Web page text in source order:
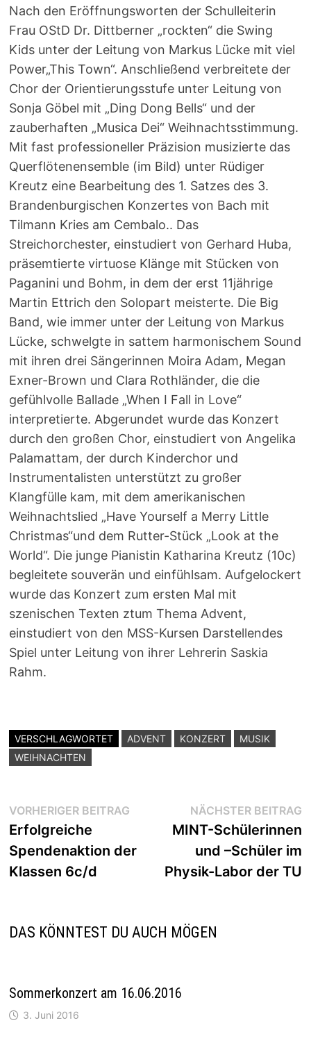
Nach den Eröffnungsworten der Schulleiterin
Frau OStD Dr. Dittberner „rockten“ die Swing
Kids unter der Leitung von Markus Lücke mit viel
Power„This Town“. Anschließend verbreitete der
Chor der Orientierungsstufe unter Leitung von
Sonja Göbel mit „Ding Dong Bells“ und der
zauberhaften „Musica Dei“ Weihnachtsstimmung.
Mit fast professioneller Präzision musizierte das
Querflötenensemble (im Bild) unter Rüdiger
Kreutz eine Bearbeitung des 1. Satzes des 3.
Brandenburgischen Konzertes von Bach mit
Tilmann Kries am Cembalo.. Das
Streichorchester, einstudiert von Gerhard Huba,
präsemtierte virtuose Klänge mit Stücken von
Paganini und Bohm, in dem der erst 11jährige
Martin Ettrich den Solopart meisterte. Die Big
Band, wie immer unter der Leitung von Markus
Lücke, schwelgte in sattem harmonischem Sound
mit ihren drei Sängerinnen Moira Adam, Megan
Exner-Brown und Clara Rothländer, die die
gefühlvolle Ballade „When I Fall in Love“
interpretierte. Abgerundet wurde das Konzert
durch den großen Chor, einstudiert von Angelika
Palamattam, der durch Kinderchor und
Instrumentalisten unterstützt zu großer
Klangfülle kam, mit dem amerikanischen
Weihnachtslied „Have Yourself a Merry Little
Christmas“und dem Rutter-Stück „Look at the
World“. Die junge Pianistin Katharina Kreutz (10c)
begleitete souverän und einfühlsam. Aufgelockert
wurde das Konzert zum ersten Mal mit
szenischen Texten ztum Thema Advent,
einstudiert von den MSS-Kursen Darstellendes
Spiel unter Leitung von ihrer Lehrerin Saskia
Rahm.
VERSCHLAGWORTET ADVENT KONZERT
MUSIK
WEIHNACHTEN
Beitragsnavigation
VORHERIGER BEITRAG Vorheriger
Beitrag:
Erfolgreiche
Spendenaktion der
Klassen 6c/d
NÄCHSTER BEITRAG
MINT-Schülerinnen
und –Schüler im
Physik-Labor der TU
DAS KÖNNTEST DU AUCH MÖGEN
Sommerkonzert am 16.06.2016
3. Juni 2016